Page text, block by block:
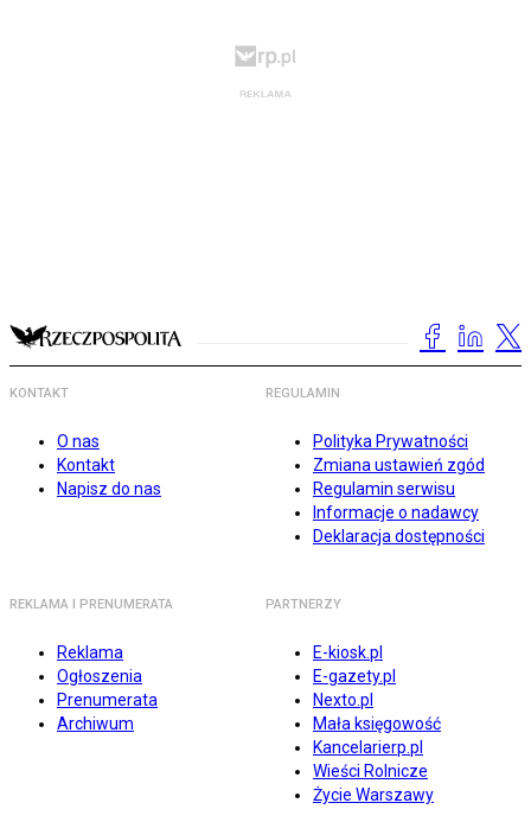
KONTAKT
O nas
Kontakt
Napisz do nas
REGULAMIN
Polityka Prywatności
Zmiana ustawień zgód
Regulamin serwisu
Informacje o nadawcy
Deklaracja dostępności
REKLAMA I PRENUMERATA
Reklama
Ogłoszenia
Prenumerata
Archiwum
PARTNERZY
E-kiosk.pl
E-gazety.pl
Nexto.pl
Mała księgowość
Kancelarierp.pl
Wieści Rolnicze
Życie Warszawy